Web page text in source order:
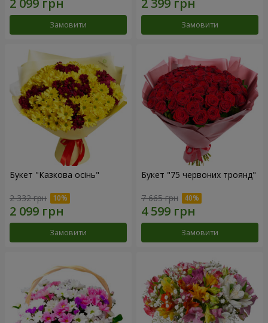
Замовити Замовити
Букет "Казкова осінь"
2 332 грн
Замовити
Букет "75 червоних троянд"
7 665 грн
Замовити